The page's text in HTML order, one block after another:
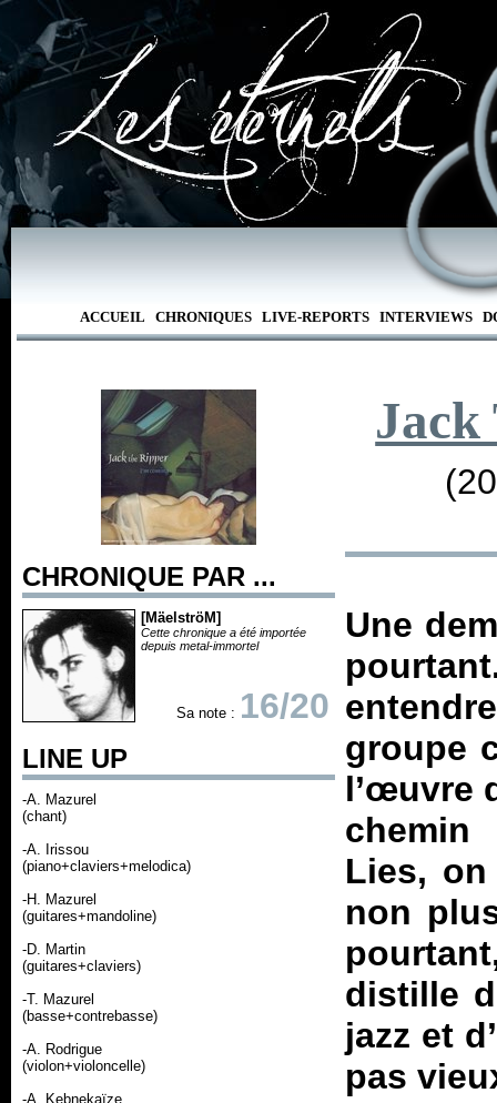
ACCUEIL CHRONIQUES LIVE-REPORTS INTERVIEWS
CHRONIQUE PAR ...
[MäelströM]
Cette chronique a été importée
depuis metal-immortel
Sa note : 16/20
LINE UP
-A. Mazurel
(chant)
-A. Irissou
(piano+claviers+melodica)
-H. Mazurel
(guitares+mandoline)
-D. Martin
(guitares+claviers)
-T. Mazurel
(basse+contrebasse)
-A. Rodrigue
(violon+violoncelle)
-A. Kebnekaïze
Jack
Une
groupe
l’œuvre
Lies,
non
distille
jazz et
pas